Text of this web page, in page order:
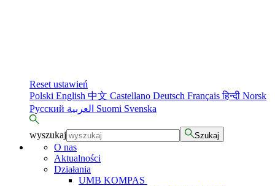
Reset ustawień
Polski English 中文 Castellano Deutsch Françaisहिन्दी Norsk
Русский
Suomi Svenska
wyszukaj Szukaj
O nas
Aktualności
Działania
UMB KOMPAS